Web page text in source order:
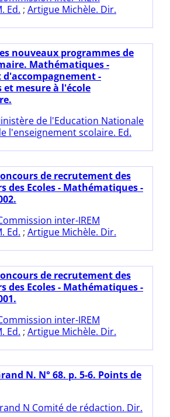
Ed. ; Artigue Michèle. Dir.
nouveaux programmes de
Mathématiques -
d'accompagnement -
et mesure à l'école
de l'Education Nationale
l'enseignement scolaire. Ed.
de recrutement des
des Ecoles - Mathématiques -
inter-IREM
Ed. ; Artigue Michèle. Dir.
de recrutement des
des Ecoles - Mathématiques -
inter-IREM
Ed. ; Artigue Michèle. Dir.
N. N° 68. p. 5-6. Points de
N Comité de rédaction. Dir.